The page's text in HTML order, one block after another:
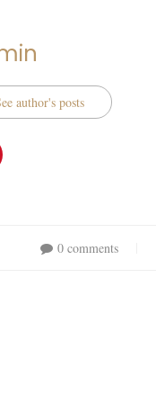
author's posts
0 comments